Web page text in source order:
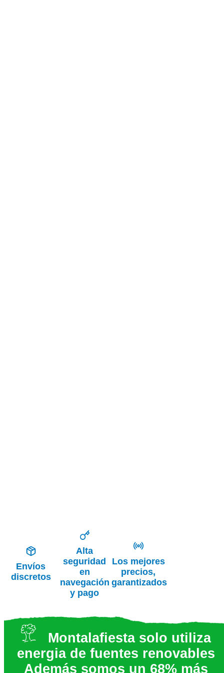
Envíos
discretos
Alta
seguridad
en
navegación
y pago
Los mejores
precios,
garantizados
Montalafiesta solo utiliza
energia de fuentes renovables
Además somos un 68% más